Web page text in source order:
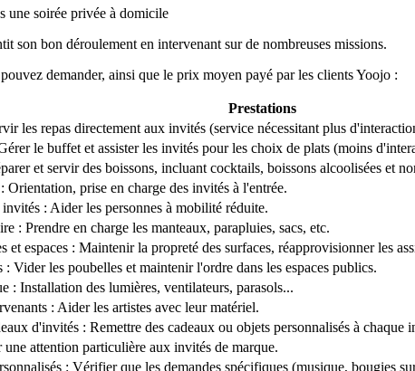
son bon déroulement en intervenant sur de nombreuses missions.
demander, ainsi que le prix moyen payé par les clients Yoojo :
Prestations
les repas directement aux invités (service nécessitant plus
le buffet et assister les invités pour les choix de plats (moins
et servir des boissons, incluant cocktails, boissons alcoolisées et
Orientation, prise en charge des invités à l'entrée.
: Aider les personnes à mobilité réduite.
: Prendre en charge les manteaux, parapluies, sacs, etc.
et espaces : Maintenir la propreté des surfaces, réapprovisionner les
: Vider les poubelles et maintenir l'ordre dans les espaces publics.
: Installation des lumières, ventilateurs, parasols...
: Aider les artistes avec leur matériel.
d'invités : Remettre des cadeaux ou objets personnalisés à chaque
attention particulière aux invités de marque.
: Vérifier que les demandes spécifiques (musique, bougies